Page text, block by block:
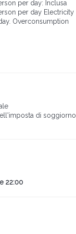
per day: Inclusa
per day Electricity
Overconsumption
di soggiorno
22:00